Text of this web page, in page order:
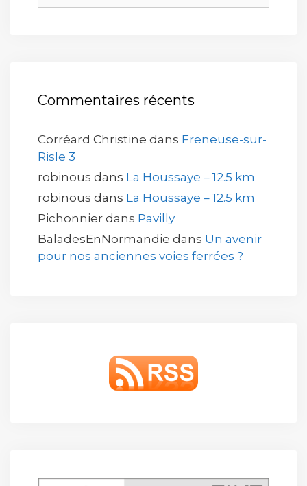
Commentaires récents
Corréard Christine dans Freneuse-sur-
Risle 3
robinous dans La Houssaye – 12.5 km
robinous dans La Houssaye – 12.5 km
Pichonnier dans Pavilly
BaladesEnNormandie dans Un avenir
pour nos anciennes voies ferrées ?